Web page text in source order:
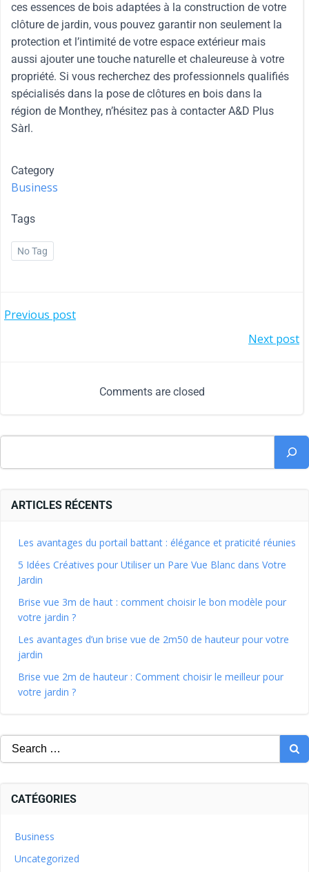
ces essences de bois adaptées à la construction de votre
clôture de jardin, vous pouvez garantir non seulement la
protection et l’intimité de votre espace extérieur mais
aussi ajouter une touche naturelle et chaleureuse à votre
propriété. Si vous recherchez des professionnels qualifiés
spécialisés dans la pose de clôtures en bois dans la
région de Monthey, n’hésitez pas à contacter A&D Plus
Sàrl.
Category
Business
Tags
No Tag
Previous post
Next post
Comments are closed
ARTICLES RÉCENTS
Les avantages du portail battant : élégance et praticité réunies
5 Idées Créatives pour Utiliser un Pare Vue Blanc dans Votre
Jardin
Brise vue 3m de haut : comment choisir le bon modèle pour
votre jardin ?
Les avantages d’un brise vue de 2m50 de hauteur pour votre
jardin
Brise vue 2m de hauteur : Comment choisir le meilleur pour
votre jardin ?
CATÉGORIES
Business
Uncategorized